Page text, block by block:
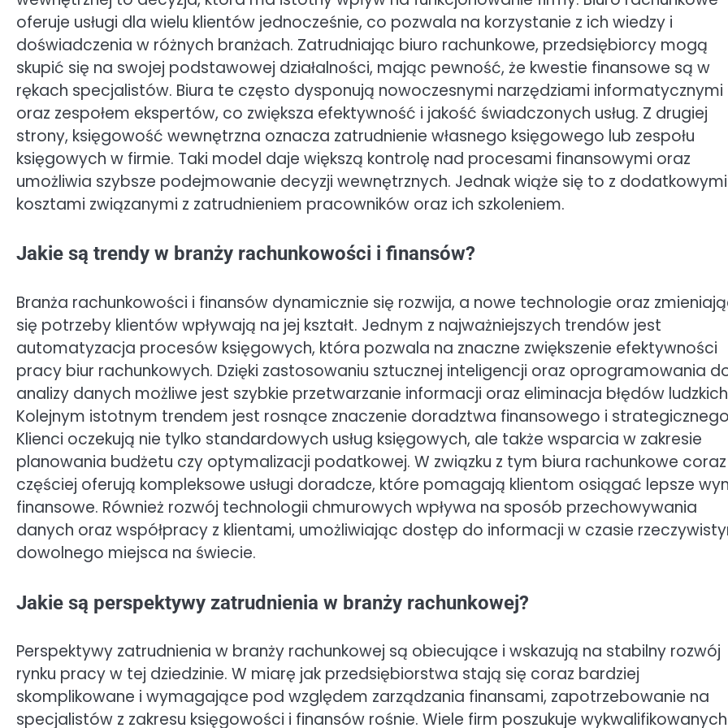
oferuje usługi dla wielu klientów jednocześnie, co pozwala na korzystanie z ich wiedzy i
doświadczenia w różnych branżach. Zatrudniając biuro rachunkowe, przedsiębiorcy mogą
skupić się na swojej podstawowej działalności, mając pewność, że kwestie finansowe są w
rękach specjalistów. Biura te często dysponują nowoczesnymi narzędziami informatycznymi
oraz zespołem ekspertów, co zwiększa efektywność i jakość świadczonych usług. Z drugiej
strony, księgowość wewnętrzna oznacza zatrudnienie własnego księgowego lub zespołu
księgowych w firmie. Taki model daje większą kontrolę nad procesami finansowymi oraz
umożliwia szybsze podejmowanie decyzji wewnętrznych. Jednak wiąże się to z dodatkowymi
kosztami związanymi z zatrudnieniem pracowników oraz ich szkoleniem.
Jakie są trendy w branży rachunkowości i finansów?
Branża rachunkowości i finansów dynamicznie się rozwija, a nowe technologie oraz
się potrzeby klientów wpływają na jej kształt. Jednym z najważniejszych trendów jest
automatyzacja procesów księgowych, która pozwala na znaczne zwiększenie efektywności
pracy biur rachunkowych. Dzięki zastosowaniu sztucznej inteligencji oraz oprogramowania
analizy danych możliwe jest szybkie przetwarzanie informacji oraz eliminacja błędów
Kolejnym istotnym trendem jest rosnące znaczenie doradztwa finansowego i
Klienci oczekują nie tylko standardowych usług księgowych, ale także wsparcia w zakresie
planowania budżetu czy optymalizacji podatkowej. W związku z tym biura rachunkowe coraz
częściej oferują kompleksowe usługi doradcze, które pomagają klientom osiągać lepsze
finansowe. Również rozwój technologii chmurowych wpływa na sposób przechowywania
danych oraz współpracy z klientami, umożliwiając dostęp do informacji w czasie
dowolnego miejsca na świecie.
Jakie są perspektywy zatrudnienia w branży rachunkowej?
Perspektywy zatrudnienia w branży rachunkowej są obiecujące i wskazują na stabilny rozwój
rynku pracy w tej dziedzinie. W miarę jak przedsiębiorstwa stają się coraz bardziej
skomplikowane i wymagające pod względem zarządzania finansami, zapotrzebowanie na
specjalistów z zakresu księgowości i finansów rośnie. Wiele firm poszukuje wykwalifikowanych